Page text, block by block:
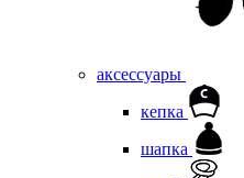
аксессуары
кепка
шапка